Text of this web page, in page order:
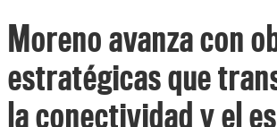
Moreno avanza con
estratégicas que
la conectividad y el